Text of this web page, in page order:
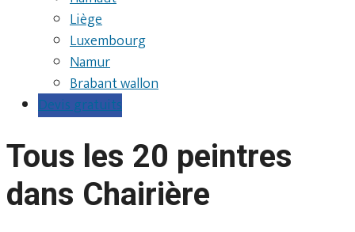
Liège
Luxembourg
Namur
Brabant wallon
Devis gratuits
Tous les 20 peintres
dans Chairière